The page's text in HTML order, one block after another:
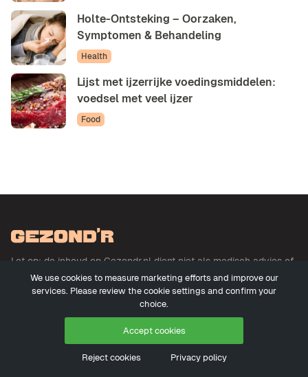
Holte-Ontsteking – Oorzaken,
Symptomen & Behandeling
Health
Lijst met ijzerrijke voedingsmiddelen:
voedsel met veel ijzer
Food
Let op: de inhoud op Gezondr.nl dient niet als medisch advies of
basis voor medisch advies en betreft geen uitoefening der
geneeskunde. Meer informatie
© 2026 - Gezondr.nl
We use cookies to measure marketing efforts and improve our
services. Please review the cookie settings and confirm your
choice.
Accept cookies
Reject cookies Privacy policy